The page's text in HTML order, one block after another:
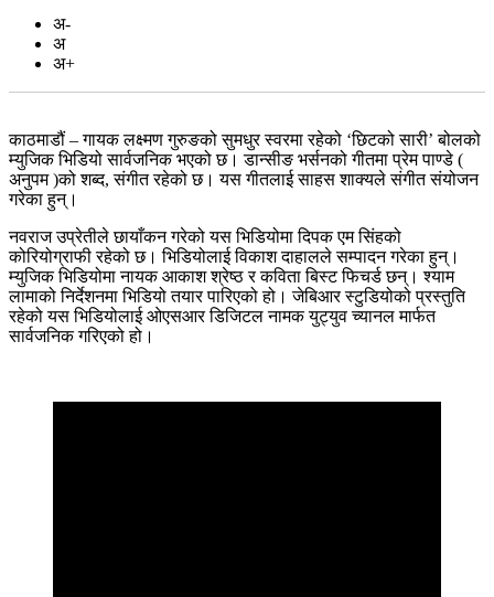
अ-
अ
अ+
काठमाडौं – गायक लक्ष्मण गुरुङको सुमधुर स्वरमा रहेको ‘छिटको सारी’ बोलको
म्युजिक भिडियो सार्वजनिक भएको छ। डान्सीङ भर्सनको गीतमा प्रेम पाण्डे (
अनुपम )को शब्द, संगीत रहेको छ। यस गीतलाई साहस शाक्यले संगीत संयोजन
गरेका हुन्।
नवराज उप्रेतीले छायाँकन गरेको यस भिडियोमा दिपक एम सिंहको
कोरियोग्राफी रहेको छ। भिडियोलाई विकाश दाहालले सम्पादन गरेका हुन्।
म्युजिक भिडियोमा नायक आकाश श्रेष्ठ र कविता बिस्ट फिचर्ड छन्। श्याम
लामाको निर्देशनमा भिडियो तयार पारिएको हो। जेबिआर स्टुडियोको प्रस्तुति
रहेको यस भिडियोलाई ओएसआर डिजिटल नामक युट्युव च्यानल मार्फत
सार्वजनिक गरिएको हो।